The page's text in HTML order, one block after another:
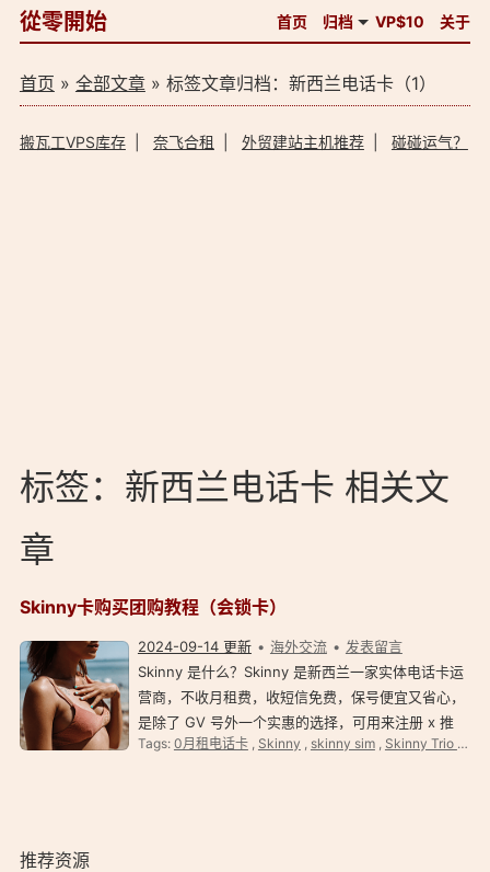
從零開始 首页 归档 VP$10 关于
首页 » 全部文章» 标签文章归档：新西兰电话卡（1）
搬瓦工VPS库存| 奈飞合租 外贸建站主机推荐| 碰碰运气？
标签：新西兰电话卡 相关文
章
Skinny卡购买团购教程（会锁卡）
2024-09-14 更新 海外交流
发表留言
Skinny 是什么？Skinny 是新西兰一家实体电话卡运
营商，不收月租费，收短信免费，保号便宜又省心，
是除了 GV 号外一个实惠的选择，可用来注册 x 推
特、 Telegram 、 Tiktok 等国外优秀服务。 2024-
Tags: 0月租电话卡, Skinny , skinny sim, Skinny Trio SIM
推荐资源